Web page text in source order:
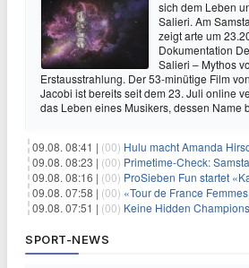
sich dem Leben
Salieri. Am
zeigt arte um
Dokumentation
Salieri – Mythos
Erstausstrahlung. Der 53-minütige Film
Jacobi ist bereits seit dem 23. Juli online
das Leben eines Musikers, dessen Name
09.08. 08:41 | (00) Hulu macht Amanda Hirsch zur
09.08. 08:23 | (00) Primetime-Check:
09.08. 08:16 | (00) ProSieben Fun startet
09.08. 07:58 | (00) «Tour de France Femmes»
09.08. 07:51 | (00) Keine Hidden Champions:
SPORT-NEWS